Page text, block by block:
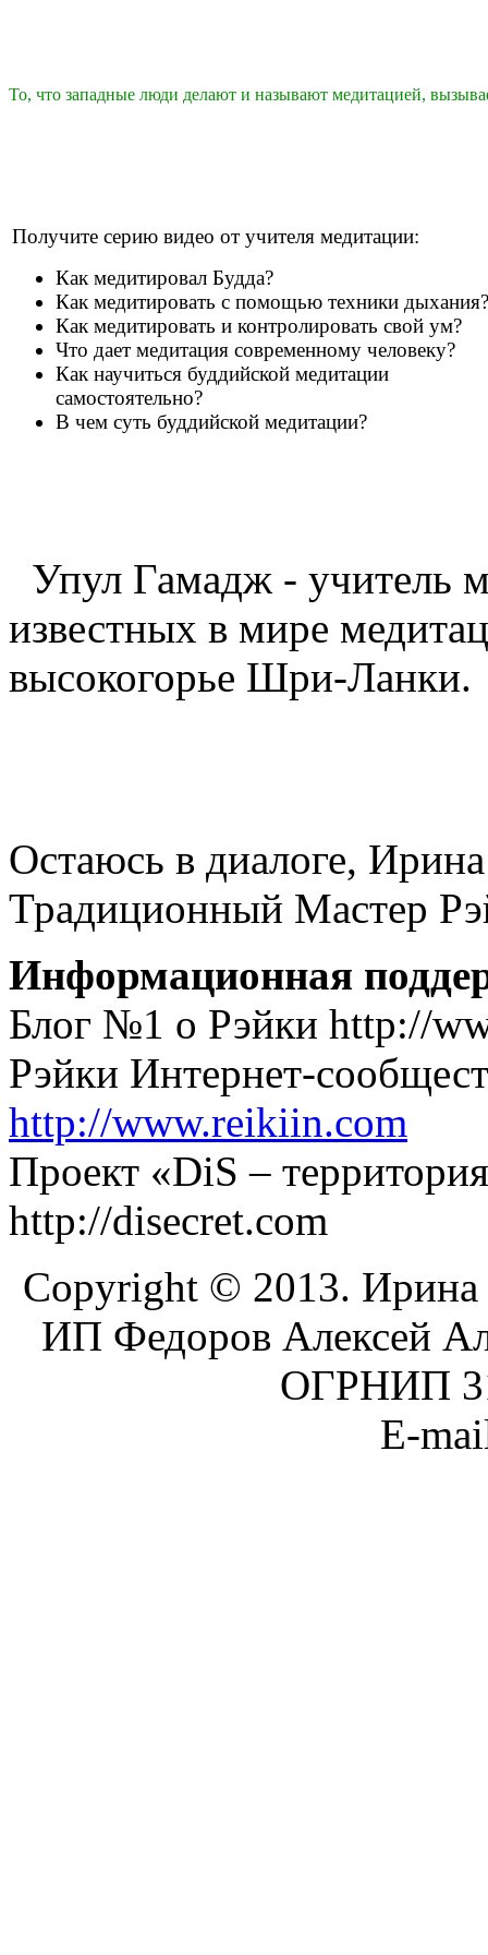
То, что западные люди делают и называют медитацией,
Получите серию видео от учителя медитации:
Как медитировал Будда?
Как медитировать с помощью техники дыхания?
Как медитировать и контролировать свой ум?
Что дает медитация современному человеку?
Как научиться буддийской медитации
самостоятельно?
В чем суть буддийской медитации?
Упул Гамадж - учитель
известных в мире
высокогорье Шри-Ланки.
Остаюсь в диалоге,
Традиционный Мастер
Информационная
Блог №1 о Рэйки http://
Рэйки Интернет-
http://www.reikiin.com
Проект «DiS –
http://disecret.com
Copyright © 2013. Ирина
ИП Федоров Алексей
ОГРНИП
E-